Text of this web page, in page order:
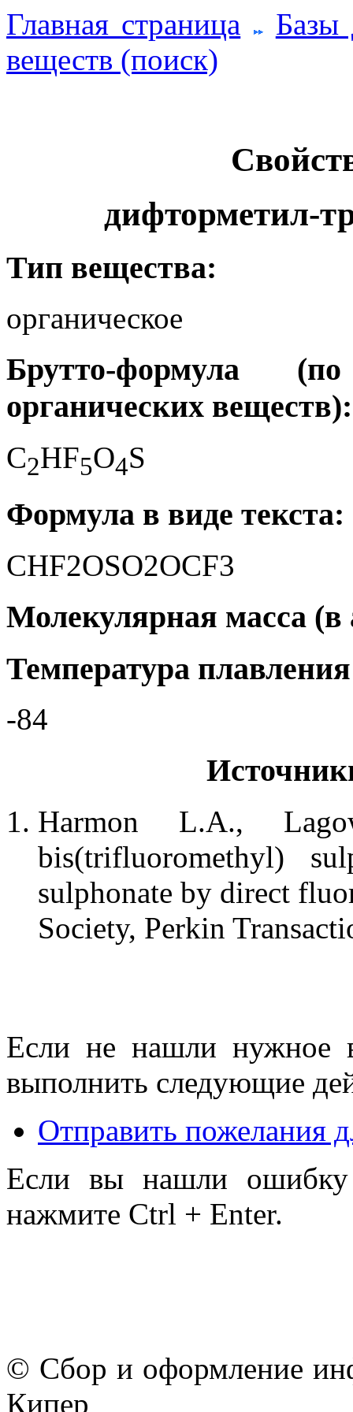
Главная страница
Базы
веществ (поиск)
дифторметил-
Тип вещества:
органическое
Брутто-формула
органических веществ):
C2HF5O4S
Формула в виде текста:
CHF2OSO2OCF3
Молекулярная масса (в
Температура
-84
Harmon L.A.,
bis(trifluoromethyl)
sulphonate by direct
Society, Perkin
Если не нашли нужное
выполнить следующие
Отправить пожелания
Если вы нашли ошибку
нажмите Ctrl + Enter.
© Сбор и оформление
Кипер